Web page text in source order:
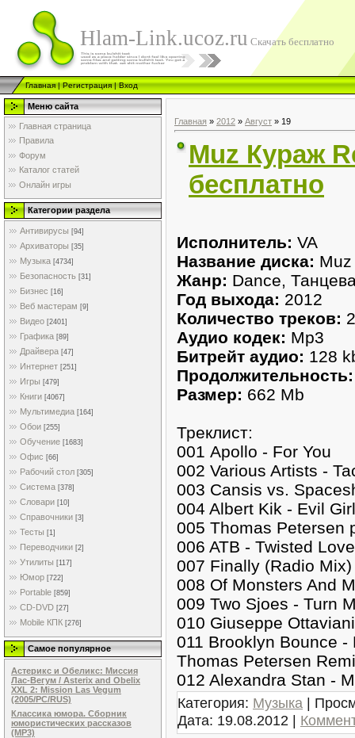
Hlam-Link.ucoz.ru Скачать бесплатно
Главная|Регистрация|Вход
Меню сайта
Главная страница
Правила
Форум
Каталог статей
Онлайн игры
Категории раздела
Антивирусы [94]
Архиваторы [35]
Музыка [4734]
Безопасность [31]
Бизнес [16]
Веб мастерам [9]
Видео [2401]
Графика [89]
Драйвера [47]
Интернет [251]
Игры [479]
Книги [4067]
Мультимедиа [164]
Обои [255]
Обучение [1683]
Офис [66]
Рабочий стол [305]
Система [378]
Словари [10]
Справочники [3]
Тесты [1]
Переводчики [2]
Утилиты [117]
Юмор [722]
Portable [859]
CD-DVD [27]
Mobile КПК [276]
Самое популярное
Астерикс и Обеликс: Миссия
Лас-Вегум / Asterix and Obelix
XXL 2: Mission Las Vegum
(2005/PC/RUS)
Классика юмора. Сборник
юмористических рассказов
(MP3)
Главная » 2012 » Август » 19
Muz Кураж
бесплатно
Исполнитель: VA
Название диска:
Жанр: Dance,
Год выхода: 2012
Количество треков:
Аудио кодек: Mp3
Битрейт аудио: 128
Продолжительность:
Размер: 662 Mb
Треклист:
001 Apollo - For You
002 Various Artists -
003 Cansis vs.
004 Albert Kik - Evil Girl
005 Thomas Petersen
006 ATB - Twisted Love
007 Finally (Radio
008 Of Monsters And
009 Two Sjoes - Turn
010 Giuseppe
011 Brooklyn Bounce
Thomas Petersen
012 Alexandra Stan -
Категория: Музыка |
Дата: 19.08.2012 |